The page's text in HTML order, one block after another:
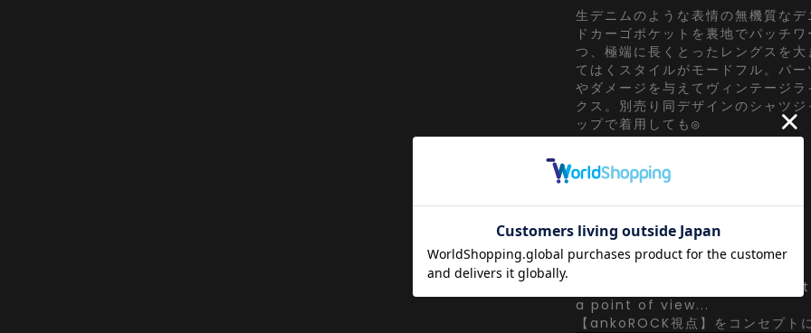
生デニムのような表情の無機質な
ドカーゴポケットを裏地でパッチ
つ、極端に長くとったレングスを
てはくスタイルがモードフル。パ
やダメージを与えてヴィンテージ
クス。別売り同デザインのシャツ
ップで着用しても◎
『カラー』
【a.p.o.v. -ankoROCK's
a point of view...
【ankoROCK視点】をコンセプト